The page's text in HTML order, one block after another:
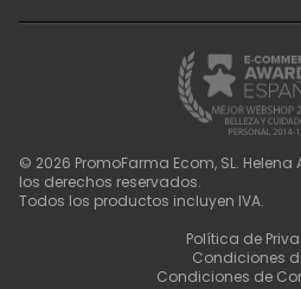
© 2026 PromoFarma Ecom, SL.
los derechos reservados.
Todos los productos incluyen IVA.
Política de
Condiciones
Condiciones de